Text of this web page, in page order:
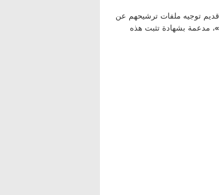
توجيه ملفات ترشيحهم عن
، مدعمة بشهادة تثبت هذه